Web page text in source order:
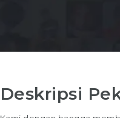
Deskripsi